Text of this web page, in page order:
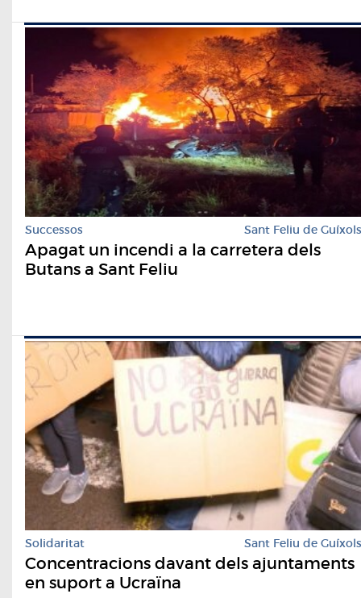
Successos Sant Feliu de Guíxols
Apagat un incendi a la carretera dels
Butans a Sant Feliu
Solidaritat Sant Feliu de Guíxols
Concentracions davant dels ajuntaments
en suport a Ucraïna